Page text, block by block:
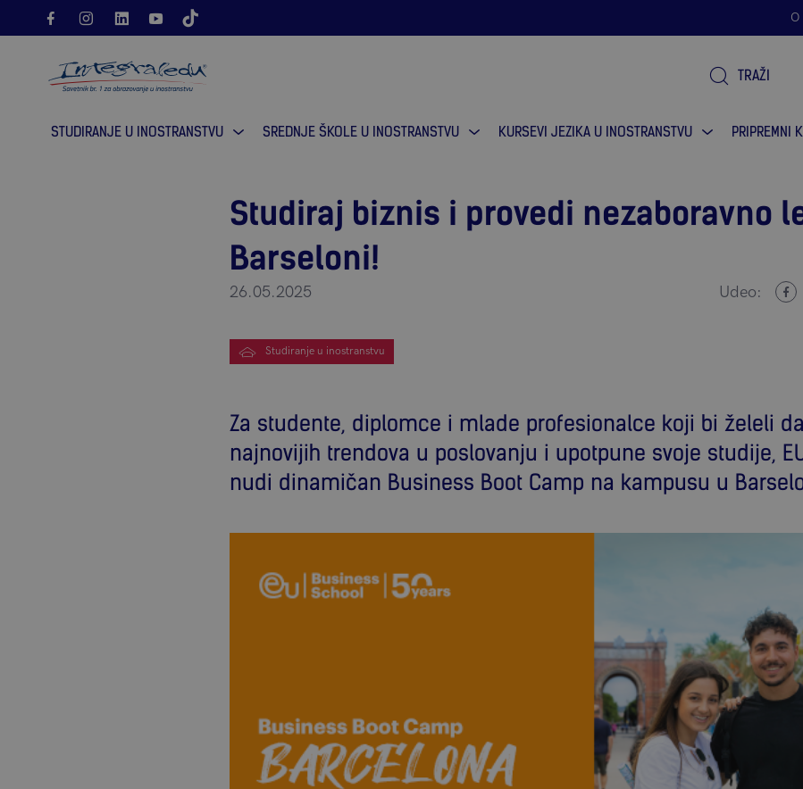
O
TRAŽI
STUDIRANJE U INOSTRANSTVU SREDNJE ŠKOLE U INOSTRANSTVU KURSEVI JEZIKA U INOSTRANSTVU PRIPREMNI
Studiraj biznis i provedi nezaboravno
Barseloni!
26.05.2025 Udeo:
Studiranje u inostranstvu
Za studente, diplomce i mlade profesionalce koji bi želeli
najnovijih trendova u poslovanju i upotpune svoje studije,
nudi dinamičan Business Boot Camp na kampusu u
Molimo vas pokušajte ponovno.